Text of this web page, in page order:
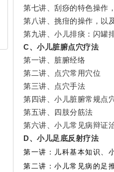
第七讲、刮痧的特色操作
第八讲、挑疳的操作，以
第九讲、小儿排痰：闪罐
C、小儿脏腑点穴疗法
第一讲、脏腑经络
第二讲、点穴常用穴位
第三讲、点穴手法
第四讲、小儿脏腑常规点
第五讲、四肢分筋法
第六讲、小儿常见病辩证
D、小儿足底反射疗法
第一讲：儿科基本知识、
第二讲：小儿常见病的足